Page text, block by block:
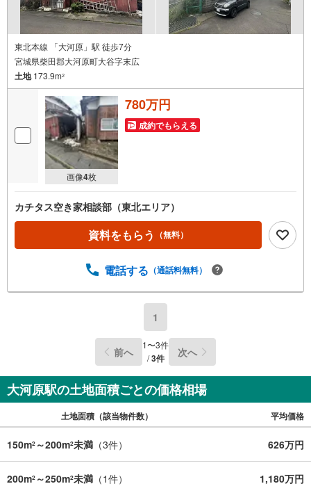
東北本線 「大河原」駅 徒歩7分
宮城県柴田郡大河原町大谷字末広
土地173.9m2
画像4枚
780万円
成約でもらえる
カチタス空き家相談部（東北エリア）
資料をもらう （無料）
電話する （通話料無料）
1
前へ 1〜3件
/3件 次へ
大河原駅の土地面積ごとの価格相場
土地面積（該当物件数） 平均価格
150m2 ～200m2未満 （3件） 626万円
200m2 ～250m2未満 （1件） 1,180万円